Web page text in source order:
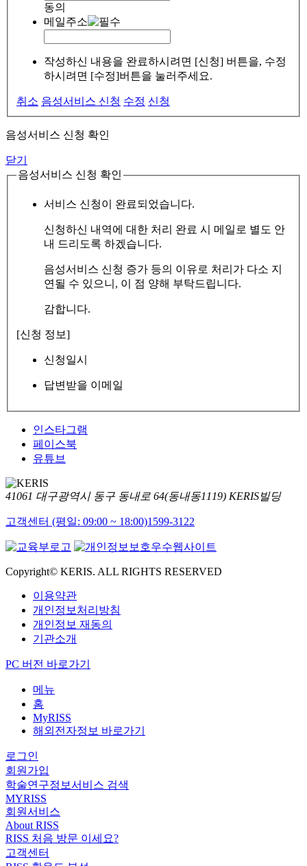
동의
메일주소
작성하신 내용을 완료하시려면 [신청] 버튼을, 수정
하시려면 [수정]버튼을 눌러주세요.
취소 음성서비스 신청 수정 신청
음성서비스 신청 확인
닫기
음성서비스 신청 확인
서비스 신청이 완료되었습니다.
신청하신 내역에 대한 처리 완료 시 메일로 별도 안
내 드리도록 하겠습니다.
음성서비스 신청 증가 등의 이유로 처리가 다소 지
연될 수 있으니, 이 점 양해 부탁드립니다.
감합니다.
[신청 정보]
신청일시
답변받을 이메일
인스타그램
페이스북
유튜브
41061 대구광역시 동구 동내로 64(동내동1119) KERIS빌딩
고객센터 (평일: 09:00 ~ 18:00)1599-3122
Copyright© KERIS. ALL RIGHTS RESERVED
이용약관
개인정보처리방침
개인정보 재동의
기관소개
PC 버전 바로가기
메뉴
홈
MyRISS
해외전자정보 바로가기
로그인
회원가입
학술연구정보서비스 검색
MYRISS
회원서비스
About RISS
RISS 처음 방문 이세요?
고객센터